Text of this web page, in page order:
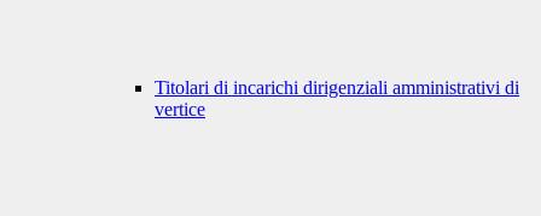
Titolari di incarichi dirigenziali amministrativi di
vertice